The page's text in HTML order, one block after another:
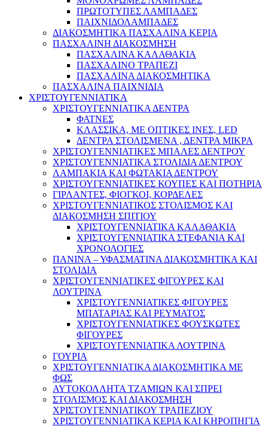
ΠΡΩΤΟΤΥΠΕΣ ΛΑΜΠΑΔΕΣ
ΠΑΙΧΝΙΔΟΛΑΜΠΑΔΕΣ
ΔΙΑΚΟΣΜΗΤΙΚΑ ΠΑΣΧΑΛΙΝΑ ΚΕΡΙΑ
ΠΑΣΧΑΛΙΝΗ ΔΙΑΚΟΣΜΗΣΗ
ΠΑΣΧΑΛΙΝΑ ΚΑΛΑΘΑΚΙΑ
ΠΑΣΧΑΛΙΝΟ ΤΡΑΠΕΖΙ
ΠΑΣΧΑΛΙΝΑ ΔΙΑΚΟΣΜΗΤΙΚΑ
ΠΑΣΧΑΛΙΝΑ ΠΑΙΧΝΙΔΙΑ
ΧΡΙΣΤΟΥΓΕΝΝΙΑΤΙΚΑ
ΧΡΙΣΤΟΥΓΕΝΝΙΑΤΙΚΑ ΔΕΝΤΡΑ
ΦΑΤΝΕΣ
ΚΛΑΣΣΙΚΑ, ΜΕ ΟΠΤΙΚΕΣ ΙΝΕΣ, LED
ΔΕΝΤΡΑ ΣΤΟΛΙΣΜΕΝΑ , ΔΕΝΤΡΑ ΜΙΚΡΑ
ΧΡΙΣΤΟΥΓΕΝΝΙΑΤΙΚΕΣ ΜΠΑΛΕΣ ΔΕΝΤΡΟΥ
ΧΡΙΣΤΟΥΓΕΝΝΙΑΤΙΚΑ ΣΤΟΛΙΔΙΑ ΔΕΝΤΡΟΥ
ΛΑΜΠΑΚΙΑ ΚΑΙ ΦΩΤΑΚΙΑ ΔΕΝΤΡΟΥ
ΧΡΙΣΤΟΥΓΕΝΝΙΑΤΙΚΕΣ ΚΟΥΠΕΣ ΚΑΙ ΠΟΤΗΡΙΑ
ΓΙΡΛΑΝΤΕΣ, ΦΙΟΓΚΟΙ, ΚΟΡΔΕΛΕΣ
ΧΡΙΣΤΟΥΓΕΝΝΙΑΤΙΚΟΣ ΣΤΟΛΙΣΜΟΣ ΚΑΙ
ΔΙΑΚΟΣΜΗΣΗ ΣΠΙΤΙΟΥ
ΧΡΙΣΤΟΥΓΕΝΝΙΑΤΙΚΑ ΚΑΛΑΘΑΚΙΑ
ΧΡΙΣΤΟΥΓΕΝΝΙΑΤΙΚΑ ΣΤΕΦΑΝΙΑ ΚΑΙ
ΧΡΟΝΟΛΟΓΙΕΣ
ΠΑΝΙΝΑ – ΥΦΑΣΜΑΤΙΝΑ ΔΙΑΚΟΣΜΗΤΙΚΑ ΚΑΙ
ΣΤΟΛΙΔΙΑ
ΧΡΙΣΤΟΥΓΕΝΝΙΑΤΙΚΕΣ ΦΙΓΟΥΡΕΣ ΚΑΙ
ΛΟΥΤΡΙΝΑ
ΧΡΙΣΤΟΥΓΕΝΝΙΑΤΙΚΕΣ ΦΙΓΟΥΡΕΣ
ΜΠΑΤΑΡΙΑΣ ΚΑΙ ΡΕΥΜΑΤΟΣ
ΧΡΙΣΤΟΥΓΕΝΝΙΑΤΙΚΕΣ ΦΟΥΣΚΩΤΕΣ
ΦΙΓΟΥΡΕΣ
ΧΡΙΣΤΟΥΓΕΝΝΙΑΤΙΚΑ ΛΟΥΤΡΙΝΑ
ΓΟΥΡΙΑ
ΧΡΙΣΤΟΥΓΕΝΝΙΑΤΙΚΑ ΔΙΑΚΟΣΜΗΤΙΚΑ ΜΕ
ΦΩΣ
ΑΥΤΟΚΟΛΛΗΤΑ ΤΖΑΜΙΩΝ ΚΑΙ ΣΠΡΕΙ
ΣΤΟΛΙΣΜΟΣ ΚΑΙ ΔΙΑΚΟΣΜΗΣΗ
ΧΡΙΣΤΟΥΓΕΝΝΙΑΤΙΚΟΥ ΤΡΑΠΕΖΙΟΥ
ΧΡΙΣΤΟΥΓΕΝΝΙΑΤΙΚΑ ΚΕΡΙΑ ΚΑΙ ΚΗΡΟΠΗΓΙΑ